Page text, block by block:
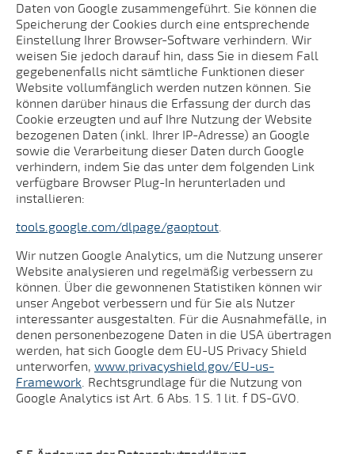
Daten von Google zusammengeführt. Sie können die
Speicherung der Cookies durch eine entsprechende
Einstellung Ihrer Browser-Software verhindern. Wir
weisen Sie jedoch darauf hin, dass Sie in diesem Fall
gegebenenfalls nicht sämtliche Funktionen dieser
Website vollumfänglich werden nutzen können. Sie
können darüber hinaus die Erfassung der durch das
Cookie erzeugten und auf Ihre Nutzung der Website
bezogenen Daten (inkl. Ihrer IP-Adresse) an Google
sowie die Verarbeitung dieser Daten durch Google
verhindern, indem Sie das unter dem folgenden Link
verfügbare Browser Plug-In herunterladen und
installieren:
tools.google.com/dlpage/gaoptout.
Wir nutzen Google Analytics, um die Nutzung unserer
Website analysieren und regelmäßig verbessern zu
können. Über die gewonnenen Statistiken können wir
unser Angebot verbessern und für Sie als Nutzer
interessanter ausgestalten. Für die Ausnahmefälle, in
denen personenbezogene Daten in die USA übertragen
werden, hat sich Google dem EU-US Privacy Shield
unterworfen, www.privacyshield.gov/EU-us-
Framework. Rechtsgrundlage für die Nutzung von
Google Analytics ist Art. 6 Abs. 1 S. 1 lit. f DS-GVO.